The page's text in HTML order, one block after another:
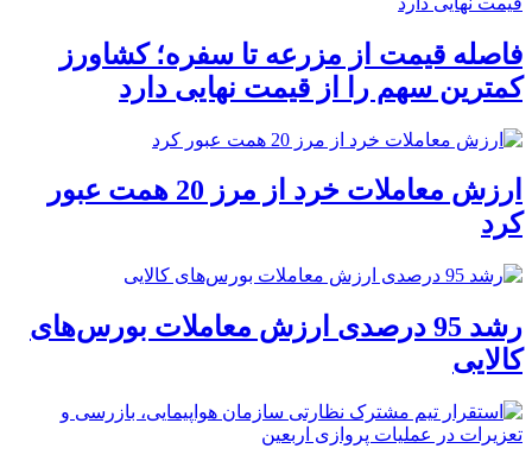
فاصله قیمت از مزرعه تا سفره؛ کشاورز
کمترین سهم را از قیمت نهایی دارد
ارزش معاملات خرد از مرز 20 همت عبور
کرد
رشد 95 درصدی ارزش معاملات بورس‌های
کالایی